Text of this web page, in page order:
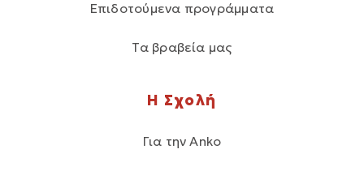
Επιδοτούμενα προγράμματα
Τα βραβεία μας
Η Σχολή
Για την Anko